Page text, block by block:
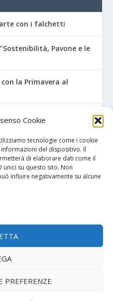
Cookie
tecnologie come i cookie
del dispositivo. Il
di elaborare dati come il
su questo sito. Non
influire negativamente su alcune
PREFERENZE
con i falchetti
Pavone e le
con la Primavera al
Torma! Il Vivaio